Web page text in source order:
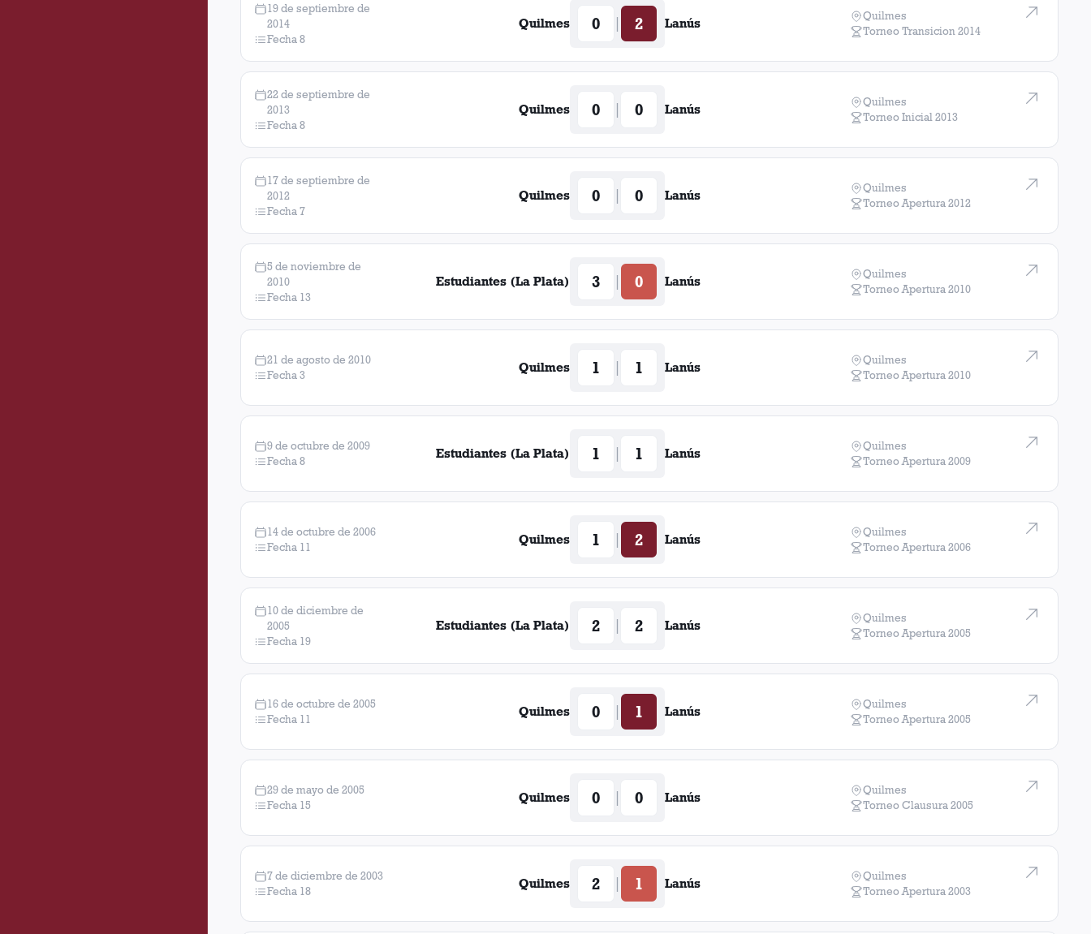
19 de septiembre de
2014
Fecha 8
Quilmes 0 2 Lanús
Quilmes
Torneo Transicion 2014
22 de septiembre de
2013
Fecha 8
Quilmes 0 0 Lanús
Quilmes
Torneo Inicial 2013
17 de septiembre de
2012
Fecha 7
Quilmes 0 0 Lanús
Quilmes
Torneo Apertura 2012
5 de noviembre de
2010
Fecha 13
Estudiantes (La Plata) 3 0 Lanús
Quilmes
Torneo Apertura 2010
21 de agosto de 2010
Fecha 3
Quilmes 1 1 Lanús
Quilmes
Torneo Apertura 2010
9 de octubre de 2009
Fecha 8
Estudiantes (La Plata) 1 1 Lanús
Quilmes
Torneo Apertura 2009
14 de octubre de 2006
Fecha 11
Quilmes 1 2 Lanús
Quilmes
Torneo Apertura 2006
10 de diciembre de
2005
Fecha 19
Estudiantes (La Plata) 2 2 Lanús
Quilmes
Torneo Apertura 2005
16 de octubre de 2005
Fecha 11
Quilmes 0 1 Lanús
Quilmes
Torneo Apertura 2005
29 de mayo de 2005
Fecha 15
Quilmes 0 0 Lanús
Quilmes
Torneo Clausura 2005
7 de diciembre de 2003
Fecha 18
Quilmes 2 1 Lanús
Quilmes
Torneo Apertura 2003